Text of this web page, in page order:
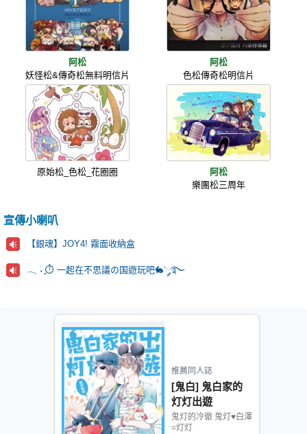
阿松
妖怪松&傳奇松無料明信片
阿松
色松傳奇松明信片
原始松_色松_花圈圈
阿松
樂團松三周年
宣傳小喇叭
【銀魂】JOY4! 霧面收納盒
𓂃 ࣪˖ ִֶָ⏱️ 一起在不思議の国遊玩吧🐇་༘࿐
推薦同人誌
[鬼白] 鬼白家的
灯灯出遊
鬼灯的冷徹 鬼灯♥白澤
=灯灯